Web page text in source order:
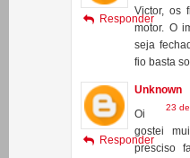
Unknown
23
presciso
utilizando
agradeço...
Responder